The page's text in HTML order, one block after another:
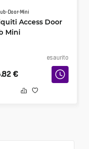
Door-Mini
Access Door
Mini
esaurito
€